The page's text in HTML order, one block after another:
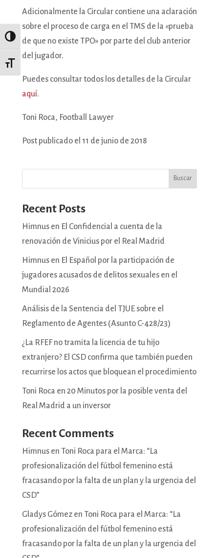
Alternar alto contraste
Alternar tamaño de letra
Adicionalmente la Circular contiene una aclaración
sobre el proceso de carga en el TMS de la «prueba
de que no existe TPO» por parte del club anterior
del jugador.
Puedes consultar todos los detalles de la Circular
aquí.
Toni Roca, Football Lawyer
Post publicado el 11 de junio de 2018
Buscar
Recent Posts
Himnus en El Confidencial a cuenta de la
renovación de Vinicius por el Real Madrid
Himnus en El Español por la participación de
jugadores acusados de delitos sexuales en el
Mundial 2026
Análisis de la Sentencia del TJUE sobre el
Reglamento de Agentes (Asunto C-428/23)
¿La RFEF no tramita la licencia de tu hijo
extranjero? El CSD confirma que también pueden
recurrirse los actos que bloquean el procedimiento
Toni Roca en 20 Minutos por la posible venta del
Real Madrid a un inversor
Recent Comments
Himnusen Toni Roca para el Marca: “La
profesionalización del fútbol femenino está
fracasando por la falta de un plan y la urgencia del
CSD”
Gladys Gómezen Toni Roca para el Marca: “La
profesionalización del fútbol femenino está
fracasando por la falta de un plan y la urgencia del